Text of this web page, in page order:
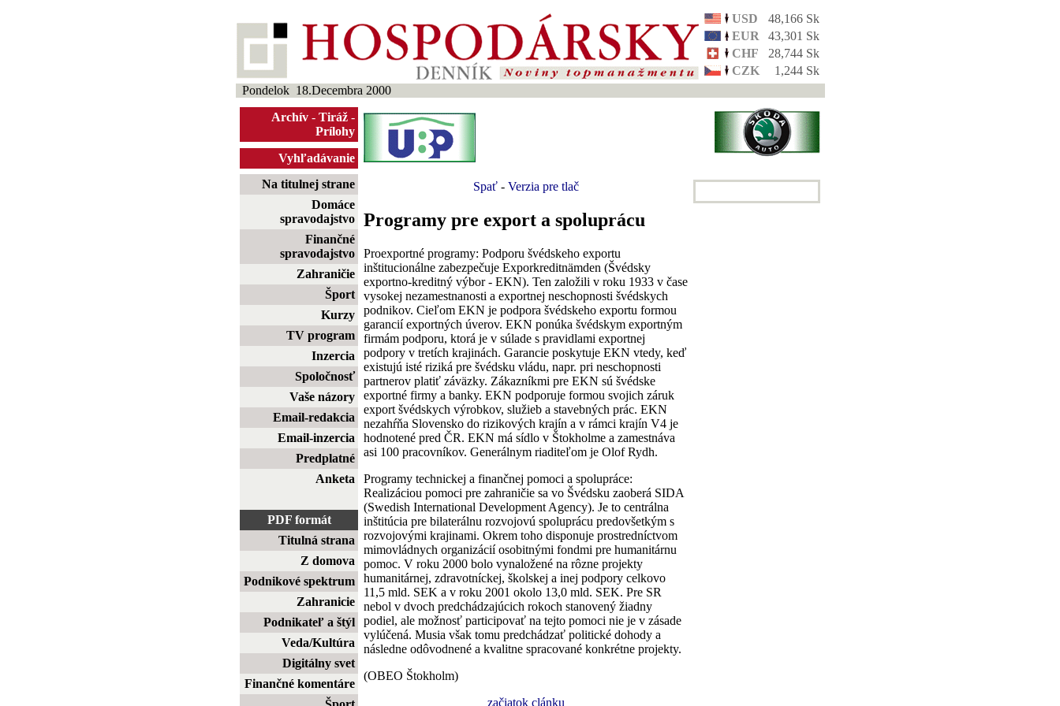
USD
48,166 Sk
EUR
43,301 Sk
CHF
28,744 Sk
CZK
1,244 Sk
Pondelok 18.Decembra 2000
Archív - Tiráž -
Prílohy
Vyhľadávanie
Na titulnej strane
Domáce
spravodajstvo
Finančné
spravodajstvo
Zahraničie
Šport
Kurzy
TV program
Inzercia
Spoločnosť
Vaše názory
Email-redakcia
Email-inzercia
Predplatné
Anketa
PDF formát
Titulná strana
Z domova
Podnikové spektrum
Zahranicie
Podnikateľ a štýl
Veda/Kultúra
Digitálny svet
Finančné komentáre
Spať- Verzia pre tlač
Programy pre export a spoluprácu
Proexportné programy: Podporu švédskeho exportu
inštitucionálne zabezpečuje Exporkreditnämden (Švédsky
exportno-kreditný výbor - EKN). Ten založili v roku 1933 v čase
vysokej nezamestnanosti a exportnej neschopnosti švédskych
podnikov. Cieľom EKN je podpora švédskeho exportu formou
garancií exportných úverov. EKN ponúka švédskym exportným
firmám podporu, ktorá je v súlade s pravidlami exportnej
podpory v tretích krajinách. Garancie poskytuje EKN vtedy, keď
existujú isté riziká pre švédsku vládu, napr. pri neschopnosti
partnerov platiť záväzky. Zákazníkmi pre EKN sú švédske
exportné firmy a banky. EKN podporuje formou svojich záruk
export švédskych výrobkov, služieb a stavebných prác. EKN
nezahŕňa Slovensko do rizikových krajín a v rámci krajín V4 je
hodnotené pred ČR. EKN má sídlo v Štokholme a zamestnáva
asi 100 pracovníkov. Generálnym riaditeľom je Olof Rydh.
Programy technickej a finančnej pomoci a spolupráce:
Realizáciou pomoci pre zahraničie sa vo Švédsku zaoberá SIDA
(Swedish International Development Agency). Je to centrálna
inštitúcia pre bilaterálnu rozvojovú spoluprácu predovšetkým s
rozvojovými krajinami. Okrem toho disponuje prostredníctvom
mimovládnych organizácií osobitnými fondmi pre humanitárnu
pomoc. V roku 2000 bolo vynaložené na rôzne projekty
humanitárnej, zdravotníckej, školskej a inej podpory celkovo
11,5 mld. SEK a v roku 2001 okolo 13,0 mld. SEK. Pre SR
nebol v dvoch predchádzajúcich rokoch stanovený žiadny
podiel, ale možnosť participovať na tejto pomoci nie je v zásade
vylúčená. Musia však tomu predchádzať politické dohody a
následne odôvodnené a kvalitne spracované konkrétne projekty.
(OBEO Štokholm)
začiatok clánku